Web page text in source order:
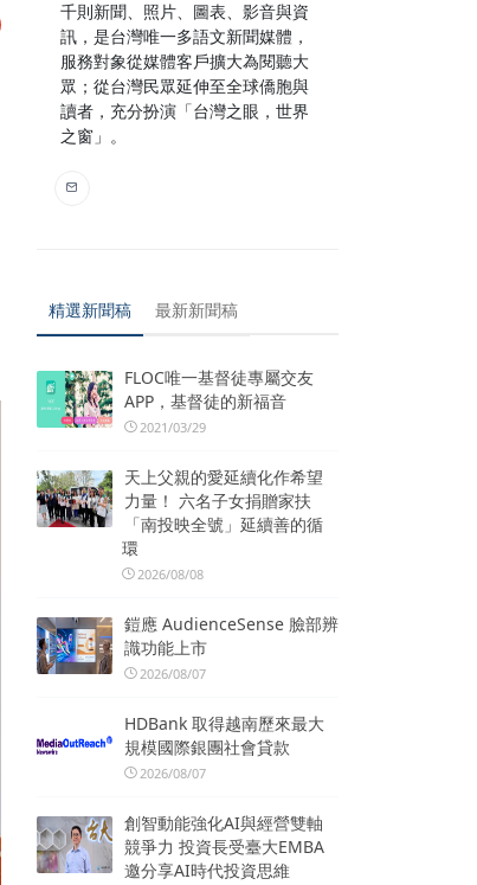
千則新聞、照片、圖表、影音與資
訊，是台灣唯一多語文新聞媒體，
服務對象從媒體客戶擴大為閱聽大
眾；從台灣民眾延伸至全球僑胞與
讀者，充分扮演「台灣之眼，世界
之窗」。
精選新聞稿 最新新聞稿
FLOC唯一基督徒專屬交友
APP，基督徒的新福音
2021/03/29
天上父親的愛延續化作希望
力量！ 六名子女捐贈家扶
「南投映全號」延續善的循
環
2026/08/08
鎧應 AudienceSense 臉部辨
識功能上市
2026/08/07
HDBank 取得越南歷來最大
規模國際銀團社會貸款
2026/08/07
創智動能強化AI與經營雙軸
競爭力 投資長受臺大EMBA
邀分享AI時代投資思維